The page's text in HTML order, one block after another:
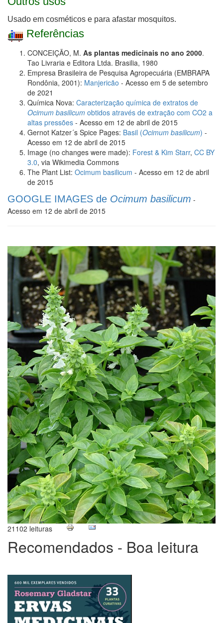
Usado em cosméticos e para afastar mosquitos.
Referências
CONCEIÇÃO, M. As plantas medicinais no ano 2000.
Tao Livraria e Editora Ltda. Brasilia, 1980
Empresa Brasileira de Pesquisa Agropecuária (EMBRAPA
Rondônia, 2001): Manjericão - Acesso em 5 de setembro
de 2021
Química Nova: Caracterização química de extratos de
Ocimum basilicum obtidos através de extração com CO2 a
altas pressões - Acesso em 12 de abril de 2015
Gernot Katzer´s Spice Pages: Basil (Ocimum basilicum) -
Acesso em 12 de abril de 2015
Image (no changes were made): Forest & Kim Starr, CC BY
3.0, via Wikimedia Commons
The Plant List: Ocimum basilicum - Acesso em 12 de abril
de 2015
​GOOGLE IMAGES de Ocimum basilicum -
Acesso em 12 de abril de 2015
21102 leituras
Recomendados - Boa leitura